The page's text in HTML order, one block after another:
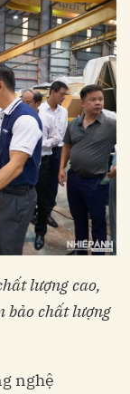
lượng cao,
bảo chất lượng
nghệ